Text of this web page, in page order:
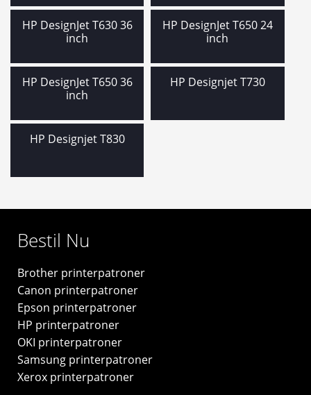
HP DesignJet T630 36
inch
HP DesignJet T650 24
inch
HP DesignJet T650 36
inch
HP Designjet T730
HP Designjet T830
Bestil Nu
Brother printerpatroner
Canon printerpatroner
Epson printerpatroner
HP printerpatroner
OKI printerpatroner
Samsung printerpatroner
Xerox printerpatroner